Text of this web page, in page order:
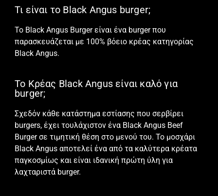
Τι είναι το Black Angus burger;
Το Βlack Αngus Βurger είναι ένα burger που
παρασκευάζεται με 100% βόειο κρέας κατηγορίας
Black Angus.
Το Κρέας Black Angus είναι καλό για
burger;
Σχεδόν κάθε κατάστημα εστίασης που σερβίρει
burgers, έχει τουλάχιστον ένα Black Angus Beef
Burger σε τιμητική θέση στο μενού του. Το μοσχάρι
Black Angus αποτελεί ένα από τα καλύτερα κρέατα
παγκοσμίως και είναι ιδανική πρώτη ύλη για
λαχταριστά burger.